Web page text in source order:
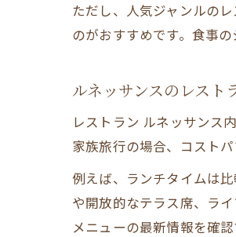
ただし、人気ジャンルの
のがおすすめです。食事
ルネッサンスのレスト
レストラン ルネッサンス
家族旅行の場合、コスト
例えば、ランチタイムは
や開放的なテラス席、ラ
メニューの最新情報を確